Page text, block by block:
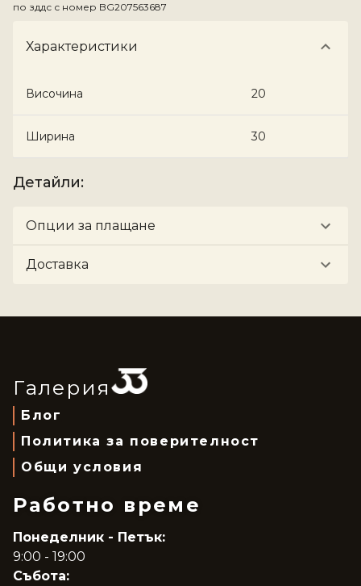
по зддс с номер BG207563687
Характеристики
Височина 20
Ширина 30
Детайли:
Опции за плащане
Доставка
Галерия
Блог
Политика за поверителност
Общи условия
Работно време
Понеделник - Петък:
9:00 - 19:00
Събота: